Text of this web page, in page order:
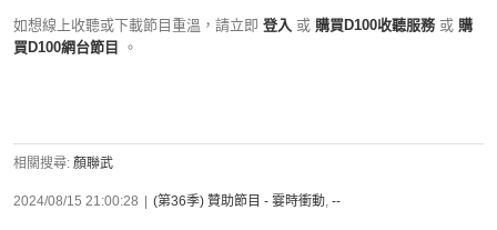
如想線上收聽或下載節目重溫，請立即 登入 或 購買D100收聽服務 或 購
買D100網台節目
。
相關搜尋: 顏聯武
2024/08/15 21:00:28 (第36季) 贊助節目 - 霎時衝動, --